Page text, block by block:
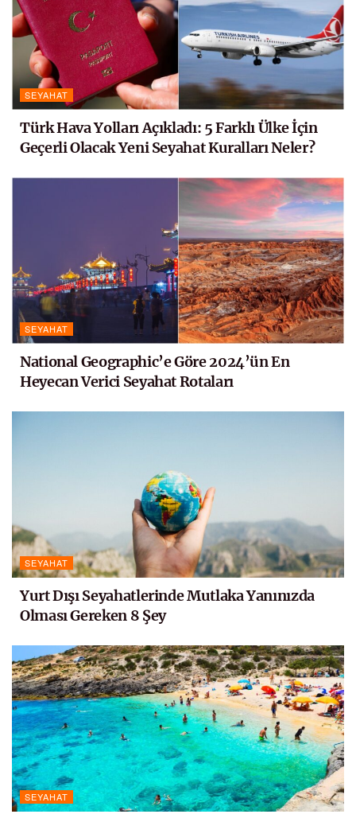
SEYAHAT
Türk Hava Yolları Açıkladı: 5 Farklı Ülke İçin
Geçerli Olacak Yeni Seyahat Kuralları Neler?
SEYAHAT
National Geographic’e Göre 2024’ün En
Heyecan Verici Seyahat Rotaları
SEYAHAT
Yurt Dışı Seyahatlerinde Mutlaka Yanınızda
Olması Gereken 8 Şey
SEYAHAT